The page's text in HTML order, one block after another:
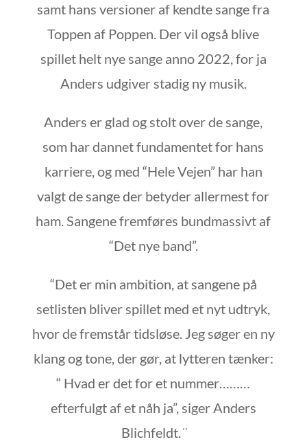
samt hans versioner af kendte sange fra
Toppen af Poppen. Der vil også blive
spillet helt nye sange anno 2022, for ja
Anders udgiver stadig ny musik.
Anders er glad og stolt over de sange,
som har dannet fundamentet for hans
karriere, og med “Hele Vejen” har han
valgt de sange der betyder allermest for
ham. Sangene fremføres bundmassivt af
“Det nye band”.
“Det er min ambition, at sangene på
setlisten bliver spillet med et nyt udtryk,
hvor de fremstår tidsløse. Jeg søger en ny
klang og tone, der gør, at lytteren tænker:
“ Hvad er det for et nummer………
efterfulgt af et nåh ja”, siger Anders
Blichfeldt. ̈